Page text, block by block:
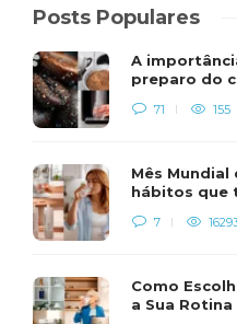
Posts Populares
A
preparo do
71 155
Mês Mundial
hábitos que
7
Como
a Sua Rotina